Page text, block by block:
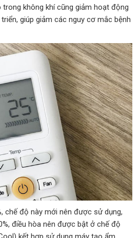
trong không khí cũng giảm hoạt động
giúp giảm các nguy cơ mắc bệnh
chế độ này mới nên được sử dụng,
điều hòa nên được bật ở chế độ